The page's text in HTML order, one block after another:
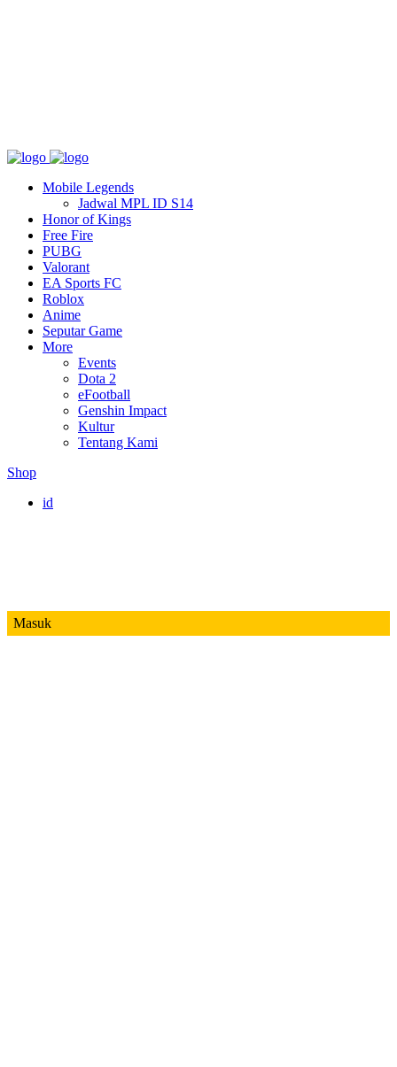
Mobile Legends
Jadwal MPL ID S14
Honor of Kings
Free Fire
PUBG
Valorant
EA Sports FC
Roblox
Anime
Seputar Game
More
Events
Dota 2
eFootball
Genshin Impact
Kultur
Tentang Kami
Shop
id
Masuk